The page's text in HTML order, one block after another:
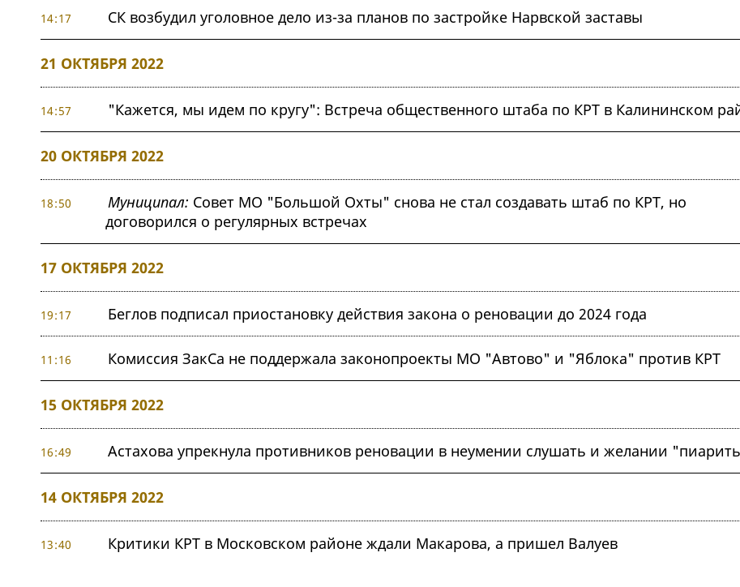
14:17 СК возбудил уголовное дело из-за планов по застройке Нарвской заставы
21 ОКТЯБРЯ 2022
14:57 "Кажется, мы идем по кругу": Встреча общественного штаба по КРТ в Калининском
20 ОКТЯБРЯ 2022
18:50 Муниципал: Совет МО "Большой Охты" снова не стал создавать штаб по КРТ, но
договорился о регулярных встречах
17 ОКТЯБРЯ 2022
19:17 Беглов подписал приостановку действия закона о реновации до 2024 года
11:16 Комиссия ЗакСа не поддержала законопроекты МО "Автово" и "Яблока" против КРТ
15 ОКТЯБРЯ 2022
16:49 Астахова упрекнула противников реновации в неумении слушать и желании
14 ОКТЯБРЯ 2022
13:40 Критики КРТ в Московском районе ждали Макарова, а пришел Валуев